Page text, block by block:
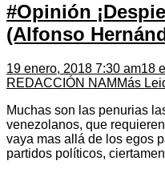
#Opinión
(Alfonso
19 enero, 2018 7:30 am18
REDACCIÓN NAM Más
Muchas son las penurias
venezolanos, que
vaya mas allá de los egos
partidos políticos,